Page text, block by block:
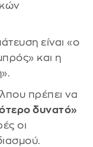
είναι «ο
και η
πρέπει να
δυνατό»
οι